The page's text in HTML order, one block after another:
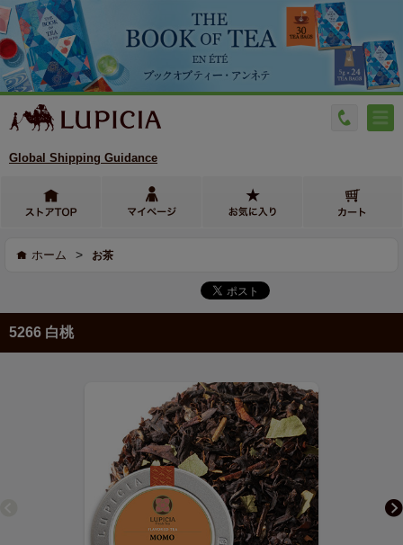
Global Shipping Guidance
ホーム > お茶
5266 白桃